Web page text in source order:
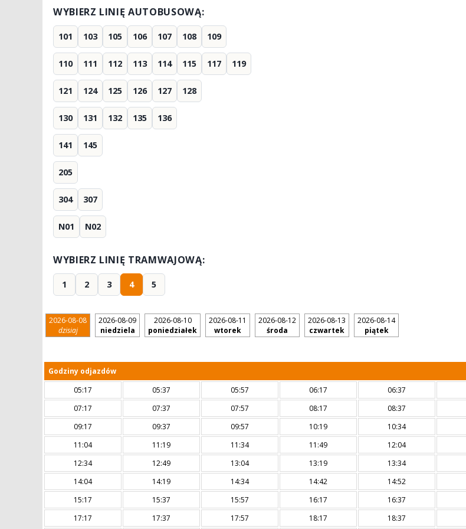
WYBIERZ LINIĘ AUTOBUSOWĄ:
101 103 105 106 107 108 109
110 111 112 113 114 115 117 119
121 124 125 126 127 128
130 131 132 135 136
141 145
205
304 307
N01 N02
WYBIERZ LINIĘ TRAMWAJOWĄ:
1 2 3 4 5
2026-08-08
dzisiaj
2026-08-09
niedziela
2026-08-10
poniedziałek
2026-08-11
wtorek
2026-08-12
środa
2026-08-13
czwartek
2026-08-14
piątek
Godziny odjazdów
05:17
05:37 05:57 06:17 06:37
07:17
07:37 07:57 08:17 08:37
09:17
09:37 09:57 10:19 10:34
11:04
11:19 11:34 11:49 12:04
12:34
12:49 13:04 13:19 13:34
14:04
14:19 14:34 14:42 14:52
15:17
15:37 15:57 16:17 16:37
17:17
17:37 17:57 18:17 18:37